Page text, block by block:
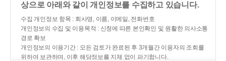
상으로 아래와 같이 개인정보를 수집하고 있습니다.
수집 개인정보 항목 : 회사명, 이름, 이메일, 전화번호
개인정보의 수집 및 이용목적 : 신청에 따른 본인확인 및 원활한 의사소통
경로 확보
개인정보의 이용기간 : 모든 검토가 완료된 후 3개월간 이용자의 조회를
위하여 보관하며, 이후 해당정보를 지체 없이 파기합니다.